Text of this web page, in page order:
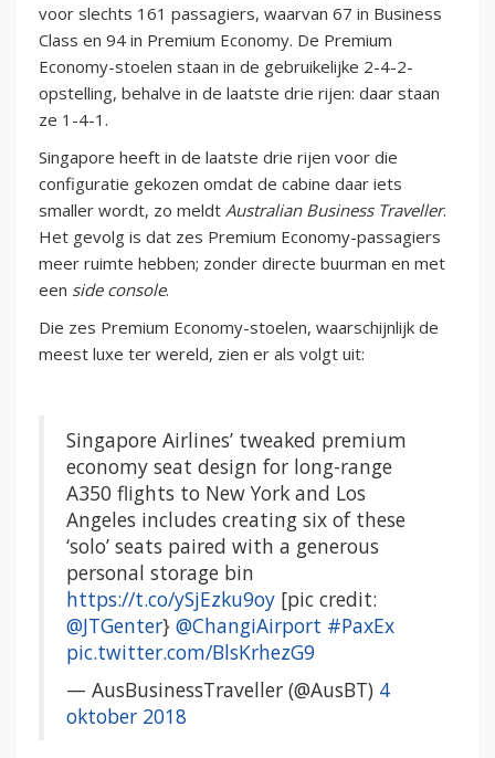
voor slechts 161 passagiers, waarvan 67 in Business
Class en 94 in Premium Economy. De Premium
Economy-stoelen staan in de gebruikelijke 2-4-2-
opstelling, behalve in de laatste drie rijen: daar staan
ze 1-4-1.
Singapore heeft in de laatste drie rijen voor die
configuratie gekozen omdat de cabine daar iets
smaller wordt, zo meldt Australian Business Traveller.
Het gevolg is dat zes Premium Economy-passagiers
meer ruimte hebben; zonder directe buurman en met
een side console.
Die zes Premium Economy-stoelen, waarschijnlijk de
meest luxe ter wereld, zien er als volgt uit:
Singapore Airlines’ tweaked premium
economy seat design for long-range
A350 flights to New York and Los
Angeles includes creating six of these
‘solo’ seats paired with a generous
personal storage bin
https://t.co/ySjEzku9oy [pic credit:
@JTGenter} @ChangiAirport #PaxEx
pic.twitter.com/BlsKrhezG9
— AusBusinessTraveller (@AusBT) 4
oktober 2018